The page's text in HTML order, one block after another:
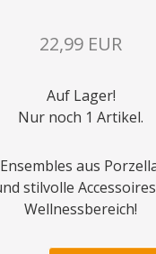
22,99 EUR
Auf Lager!
Nur noch 1 Artikel.
aus
stilvolle
Wellnessbereich!